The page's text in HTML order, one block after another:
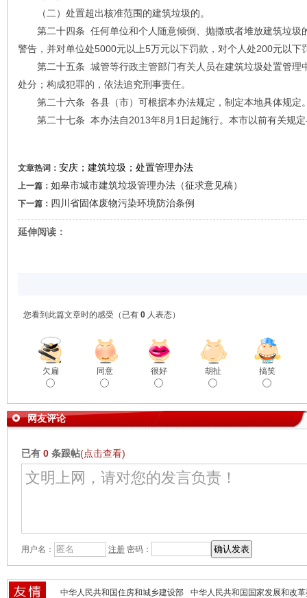
（二）处置超出核准范围的建筑垃圾的。
第二十四条 任何单位和个人随意倾倒、抛撒或者堆放建筑垃圾
警告，并对单位处5000元以上5万元以下罚款，对个人处200元以下
第二十五条 城管等行政主管部门有关人员在建筑垃圾处置管理
处分；构成犯罪的，依法追究刑事责任。
第二十六条 各县（市）可根据本办法规定，制定本地具体规定
第二十七条 本办法自2013年8月1日起施行。本市以前有关规定
文章热词： 安庆；建筑垃圾；处置管理办法
上一篇： 如皋市城市建筑垃圾管理办法（征求意见稿）
下一篇： 四川省固体废物污染环境防治条例
延伸阅读：
您看到此篇文章时的感受 （已有 0 人表态）
欠扁 同意 很好 胡扯 搞笑
网友评论
已有 0 条跟帖(点击查看)
用户名： 注册 密码：
中华人民共和国住房和城乡建设部
中华人民共和国国家发展和改